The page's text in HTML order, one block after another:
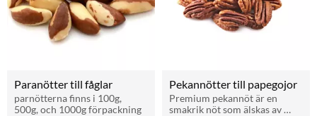
Paranötter till fåglar
parnötterna finns i 100g,
500g, och 1000g förpackning
Pekannötter till papegojor
Premium pekannöt är en
smakrik nöt som älskas av